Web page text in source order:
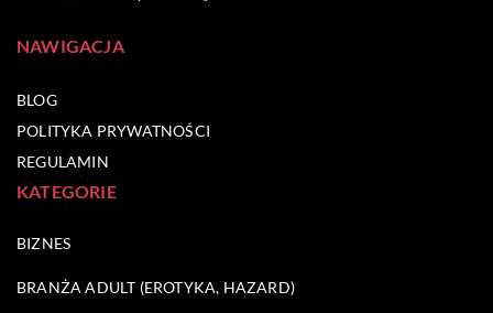
NAWIGACJA
BLOG
POLITYKA PRYWATNOŚCI
REGULAMIN
KATEGORIE
BIZNES
BRANŻA ADULT (EROTYKA, HAZARD)